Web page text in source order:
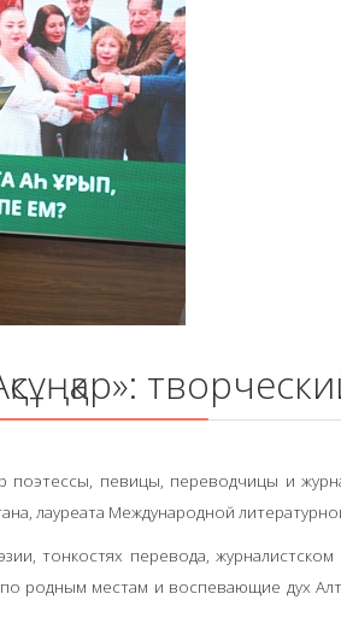
певицы, переводчицы и
лауреата Международной
тонкостях перевода,
родным местам и воспевающие дух